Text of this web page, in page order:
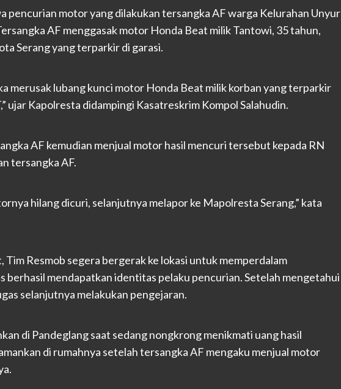
pencurian motor yang dilakukan tersangka AF warga Kelurahan Unyur
AF menggasak motor Honda Beat milik Tantowi, 35 tahun,
Serang yang terparkir di garasi.
merusak lubang kunci motor Honda Beat milik korban yang terparkir
ujar Kapolresta didampingi Kasatreskrim Kompol Salahudin.
AF kemudian menjual motor hasil mencuri tersebut kepada RN
tersangka AF.
hilang dicuri, selanjutnya melapor ke Mapolresta Serang,” kata
Resmob segera bergerak ke lokasi untuk memperdalam
berhasil mendapatkan identitas pelaku pencurian. Setelah mengetahui
selanjutnya melakukan pengejaran.
di Pandeglang saat sedang nongkrong menikmati uang hasil
di rumahnya setelah tersangka AF mengaku menjual motor